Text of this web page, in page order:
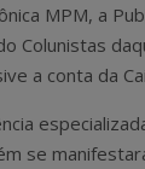
MPM, a
Colunistas
a conta da
se